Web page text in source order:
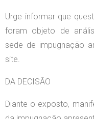
Urge informar que
foram objeto de
sede de impugnação
site.
DA DECISÃO
Diante o exposto,